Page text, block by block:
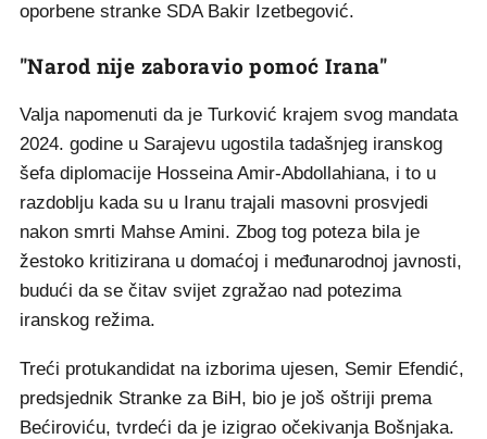
oporbene stranke SDA Bakir Izetbegović.
"Narod nije zaboravio pomoć Irana"
Valja napomenuti da je Turković krajem svog mandata
2024. godine u Sarajevu ugostila tadašnjeg iranskog
šefa diplomacije Hosseina Amir-Abdollahiana, i to u
razdoblju kada su u Iranu trajali masovni prosvjedi
nakon smrti Mahse Amini. Zbog tog poteza bila je
žestoko kritizirana u domaćoj i međunarodnoj javnosti,
budući da se čitav svijet zgražao nad potezima
iranskog režima.
Treći protukandidat na izborima ujesen, Semir Efendić,
predsjednik Stranke za BiH, bio je još oštriji prema
Bećiroviću, tvrdeći da je izigrao očekivanja Bošnjaka.